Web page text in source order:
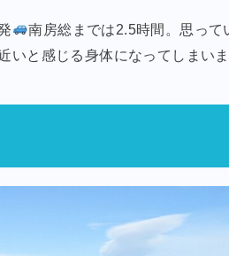
南房総までは2.5時間。思っ
いと感じる身体になってしまいま